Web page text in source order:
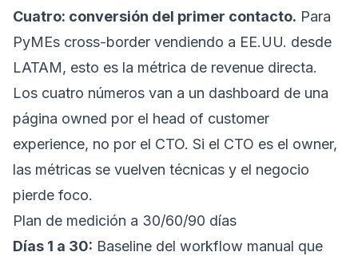
Cuatro: conversión del primer contacto. Para
PyMEs cross-border vendiendo a EE.UU. desde
LATAM, esto es la métrica de revenue directa.
Los cuatro números van a un dashboard de una
página owned por el head of customer
experience, no por el CTO. Si el CTO es el owner,
las métricas se vuelven técnicas y el negocio
pierde foco.
Plan de medición a 30/60/90 días
Días 1 a 30: Baseline del workflow manual que